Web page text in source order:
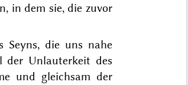
in dem sie, die zuvor
Seyns, die uns nahe
der Unlauterkeit des
und gleichsam der